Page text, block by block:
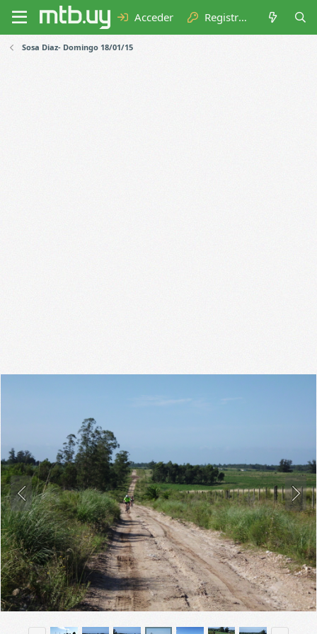
Acceder Registrarse
Sosa Diaz- Domingo 18/01/15